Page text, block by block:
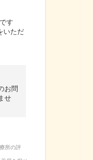
す
いただ
お問
せ
所の評